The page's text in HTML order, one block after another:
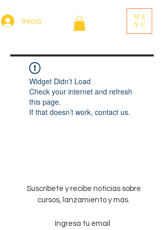
Iniciar sesión
ME
NU
Widget Didn’t Load
Check your internet and refresh
this page.
If that doesn’t work, contact us.
Suscríbete y recibe noticias sobre
cursos, lanzamiento y más.